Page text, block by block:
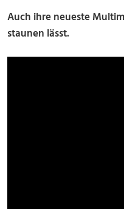
Auch ihre neueste
staunen lässt.